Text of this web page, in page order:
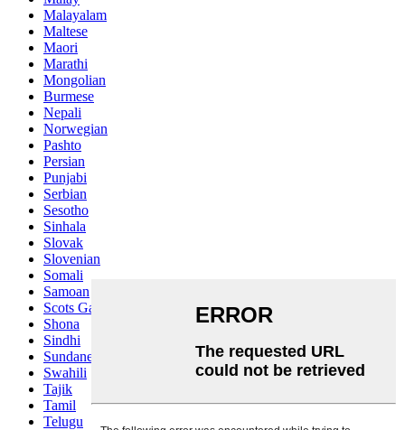
Malayalam
Maltese
Maori
Marathi
Mongolian
Burmese
Nepali
Norwegian
Pashto
Persian
Punjabi
Serbian
Sesotho
Sinhala
Slovak
Slovenian
Somali
Samoan
Scots Gaelic
Shona
Sindhi
Sundanese
Swahili
Tajik
Tamil
Telugu